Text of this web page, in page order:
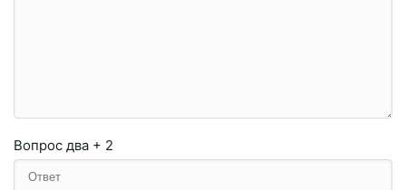
Вопрос два + 2